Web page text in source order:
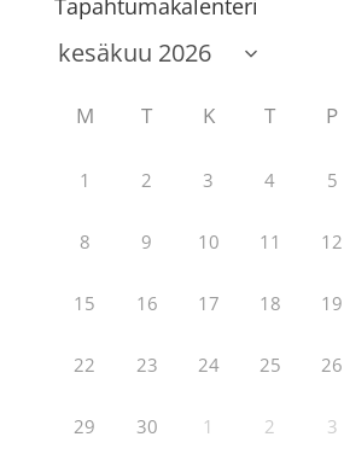
Tapahtumakalenteri
M T K T P
1 2 3 4 5
8 9 10 11 12
15 16 17 18 19
22 23 24 25 26
29 30 1 2 3